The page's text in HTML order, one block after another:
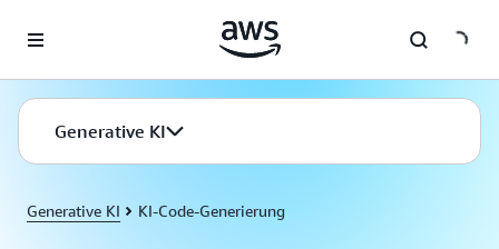
Überspringen zum Hauptinhalt
Generative KI
Generative KI KI-Code-Generierung